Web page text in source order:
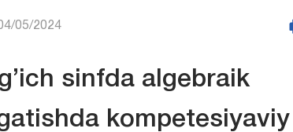
05/2024
sinfda algebraik
kompetesiyaviy